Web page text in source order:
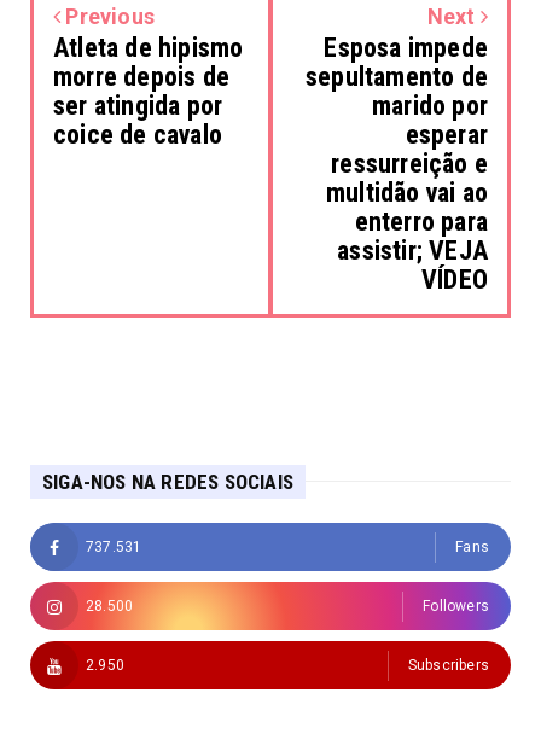
Previous
Atleta de hipismo
morre depois de
ser atingida por
coice de cavalo
Next
Esposa impede
sepultamento de
marido por
esperar
ressurreição e
multidão vai ao
enterro para
assistir; VEJA
VÍDEO
SIGA-NOS NA REDES SOCIAIS
737.531 Fans
28.500 Followers
2.950 Subscribers